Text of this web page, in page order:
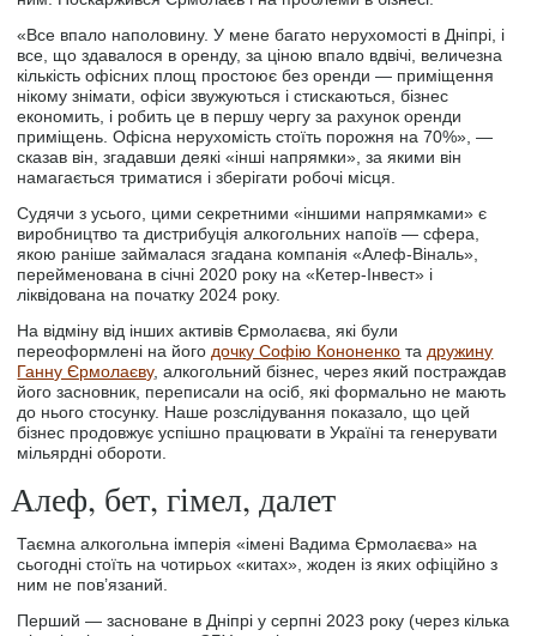
«Все впало наполовину. У мене багато нерухомості в Дніпрі, і
все, що здавалося в оренду, за ціною впало вдвічі, величезна
кількість офісних площ простоює без оренди — приміщення
нікому знімати, офіси звужуються і стискаються, бізнес
економить, і робить це в першу чергу за рахунок оренди
приміщень. Офісна нерухомість стоїть порожня на 70%», —
сказав він, згадавши деякі «інші напрямки», за якими він
намагається триматися і зберігати робочі місця.
Судячи з усього, цими секретними «іншими напрямками» є
виробництво та дистрибуція алкогольних напоїв — сферa,
якою раніше займалася згадана компанія «Алеф-Віналь»,
перейменована в січні 2020 року на «Кетер-Інвест» і
ліквідована на початку 2024 року.
На відміну від інших активів Єрмолаєва, які були
переоформлені на його дочку Софію Кононенко та дружину
Ганну Єрмолаєву, алкогольний бізнес, через який постраждав
його засновник, переписали на осіб, які формально не мають
до нього стосунку. Наше розслідування показало, що цей
бізнес продовжує успішно працювати в Україні та генерувати
мільярдні обороти.
Алеф, бет, гімел, далет
Таємна алкогольна імперія «імені Вадима Єрмолаєва» на
сьогодні стоїть на чотирьох «китах», жоден із яких офіційно з
ним не пов’язаний.
Перший — засноване в Дніпрі у серпні 2023 року (через кілька